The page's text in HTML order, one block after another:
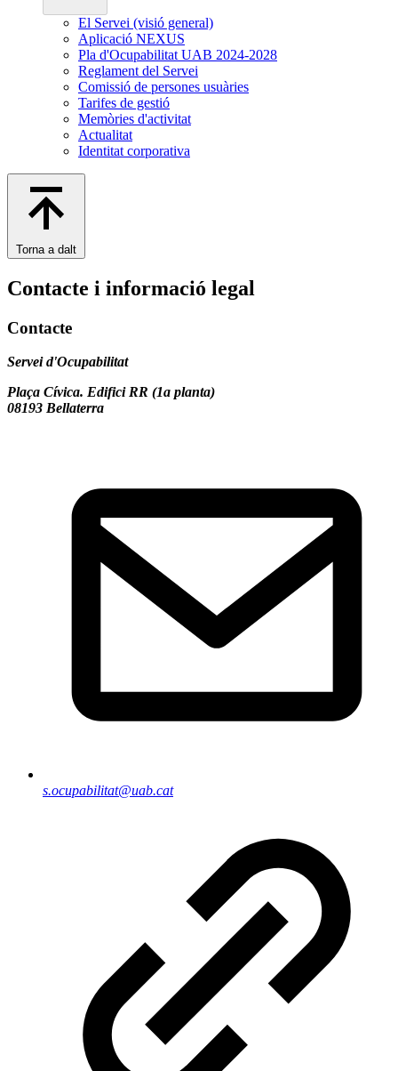
El Servei (visió general)
Aplicació NEXUS
Pla d'Ocupabilitat UAB 2024-2028
Reglament del Servei
Comissió de persones usuàries
Tarifes de gestió
Memòries d'activitat
Actualitat
Identitat corporativa
Torna a dalt
Contacte i informació legal
Contacte
Servei d'Ocupabilitat
Plaça Cívica. Edifici RR (1a planta)
08193 Bellaterra
s.ocupabilitat@uab.cat